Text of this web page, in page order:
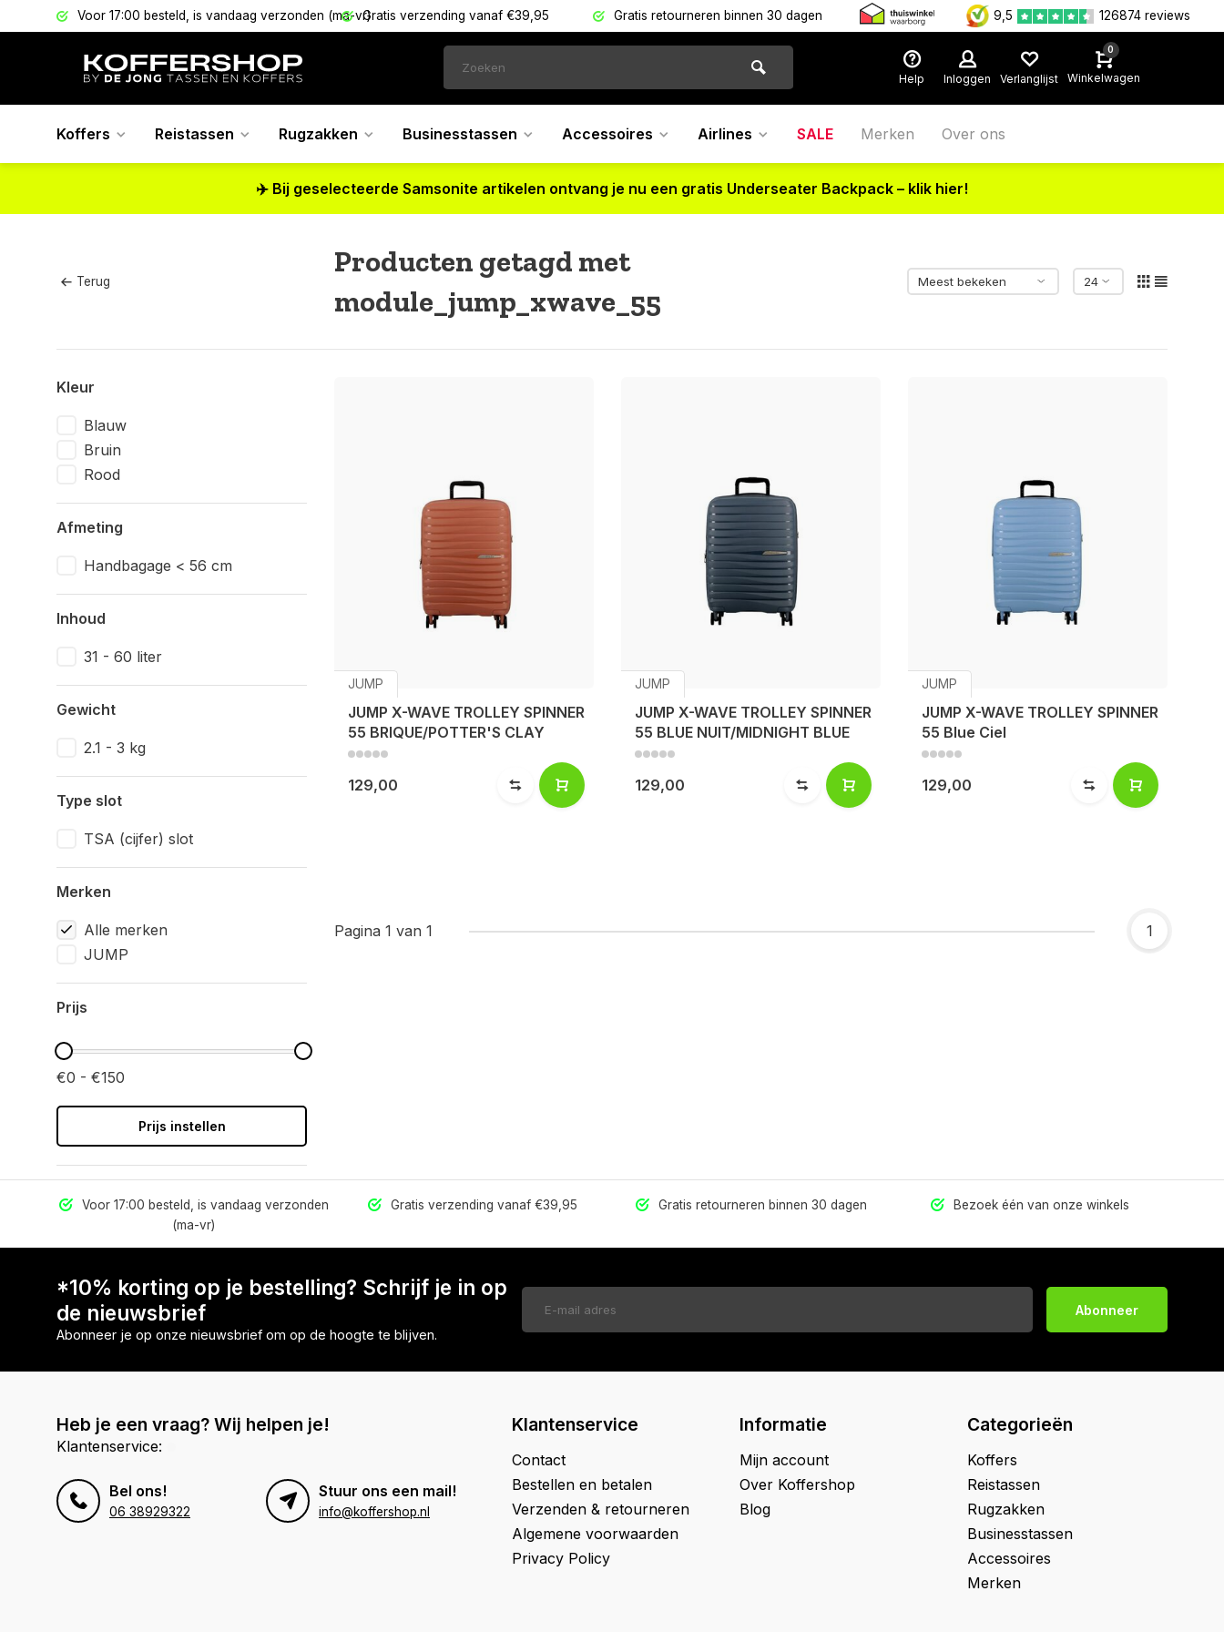
Voor 17:00 besteld, is vandaag verzonden (ma-vr)Gratis verzending vanaf €39,95 Gratis retourneren binnen 30 dagen 9,5 126874 reviews
Help Inloggen Verlanglijst
0
Winkelwagen
Koffers Reistassen Rugzakken Businesstassen Accessoires Airlines SALE Merken Over ons
✈️ Bij geselecteerde Samsonite artikelen ontvang je nu een gratis Underseater Backpack – klik hier!
Terug
Producten getagd met
module_jump_xwave_55
Kleur
Blauw
Bruin
Rood
Afmeting
Handbagage < 56 cm
Inhoud
31 - 60 liter
Gewicht
2.1 - 3 kg
Type slot
TSA (cijfer) slot
Merken
Alle merken
JUMP
Prijs
€0 - €150
Prijs instellen
JUMP
JUMP X-WAVE TROLLEY SPINNER
55 BRIQUE/POTTER'S CLAY
129,00
JUMP
JUMP X-WAVE TROLLEY SPINNER
55 BLUE NUIT/MIDNIGHT BLUE
129,00
JUMP
JUMP X-WAVE TROLLEY SPINNER
55 Blue Ciel
129,00
Pagina 1 van 1 1
Voor 17:00 besteld, is vandaag verzonden
(ma-vr)
Gratis verzending vanaf €39,95 Gratis retourneren binnen 30 dagen Bezoek één van onze winkels
*10% korting op je bestelling? Schrijf je in op
de nieuwsbrief
Abonneer je op onze nieuwsbrief om op de hoogte te blijven.
Abonneer
Heb je een vraag? Wij helpen je!
Klantenservice:
Bel ons!
06 38929322
Stuur ons een mail!
info@koffershop.nl
Klantenservice
Contact
Bestellen en betalen
Verzenden & retourneren
Algemene voorwaarden
Privacy Policy
Informatie
Mijn account
Over Koffershop
Blog
Categorieën
Koffers
Reistassen
Rugzakken
Businesstassen
Accessoires
Merken